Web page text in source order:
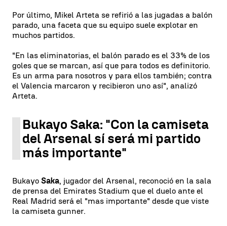
Por último, Mikel Arteta se refirió a las jugadas a balón
parado, una faceta que su equipo suele explotar en
muchos partidos.
"En las eliminatorias, el balón parado es el 33% de los
goles que se marcan, así que para todos es definitorio.
Es un arma para nosotros y para ellos también; contra
el Valencia marcaron y recibieron uno así", analizó
Arteta.
Bukayo Saka: "Con la camiseta
del Arsenal sí será mi partido
más importante"
Bukayo Saka, jugador del Arsenal, reconoció en la sala
de prensa del Emirates Stadium que el duelo ante el
Real Madrid será el "mas importante" desde que viste
la camiseta gunner.